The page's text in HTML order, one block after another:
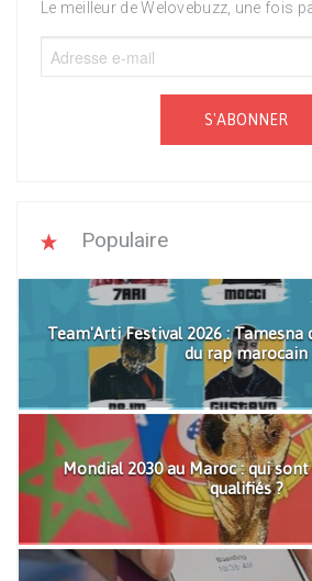
Le meilleur de Welovebuzz, une fois
S'ABONNER
Populaire
Team'Arti Festival 2026 :
du rap marocain
Mondial 2030 au Maroc : qui
qualifiés ?